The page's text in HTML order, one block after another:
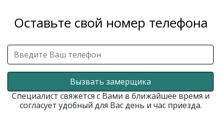
Оставьте свой номер телефона
Вызвать замерщика
Специалист свяжется с Вами в ближайшее время и
согласует удобный для Вас день и час приезда.